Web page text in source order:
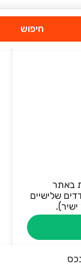
חיפוש
באתר
מיד2 ו/או מצדדים שלישיים